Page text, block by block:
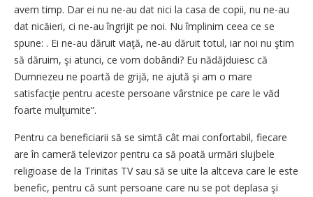
avem timp. Dar ei nu ne-au dat nici la casa de copii, nu ne-au
dat nicăieri, ci ne-au îngrijit pe noi. Nu împlinim ceea ce se
spune: . Ei ne-au dăruit viaţă, ne-au dăruit totul, iar noi nu ştim
să dăruim, şi atunci, ce vom dobândi? Eu nădăjduiesc că
Dumnezeu ne poartă de grijă, ne ajută şi am o mare
satisfacţie pentru aceste persoane vârstnice pe care le văd
foarte mulţumite”.
Pentru ca beneficiarii să se simtă cât mai confortabil, fiecare
are în cameră televizor pentru ca să poată urmări slujbele
religioase de la Trinitas TV sau să se uite la altceva care le este
benefic, pentru că sunt persoane care nu se pot deplasa şi